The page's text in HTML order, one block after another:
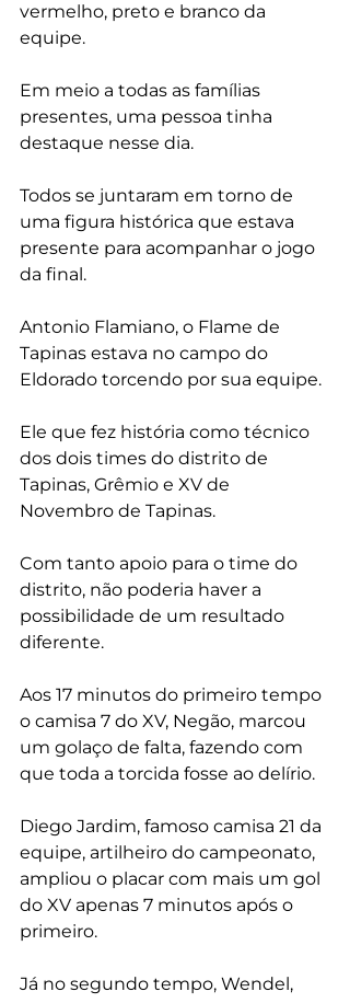
vermelho, preto e branco da
equipe.
Em meio a todas as famílias
presentes, uma pessoa tinha
destaque nesse dia.
Todos se juntaram em torno de
uma figura histórica que estava
presente para acompanhar o jogo
da final.
Antonio Flamiano, o Flame de
Tapinas estava no campo do
Eldorado torcendo por sua equipe.
Ele que fez história como técnico
dos dois times do distrito de
Tapinas, Grêmio e XV de
Novembro de Tapinas.
Com tanto apoio para o time do
distrito, não poderia haver a
possibilidade de um resultado
diferente.
Aos 17 minutos do primeiro tempo
o camisa 7 do XV, Negão, marcou
um golaço de falta, fazendo com
que toda a torcida fosse ao delírio.
Diego Jardim, famoso camisa 21 da
equipe, artilheiro do campeonato,
ampliou o placar com mais um gol
do XV apenas 7 minutos após o
primeiro.
Já no segundo tempo, Wendel,